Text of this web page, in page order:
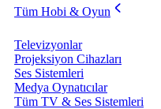
Tüm Hobi & Oyun
Televizyonlar
Projeksiyon Cihazları
Ses Sistemleri
Medya Oynatıcılar
Tüm TV & Ses Sistemleri